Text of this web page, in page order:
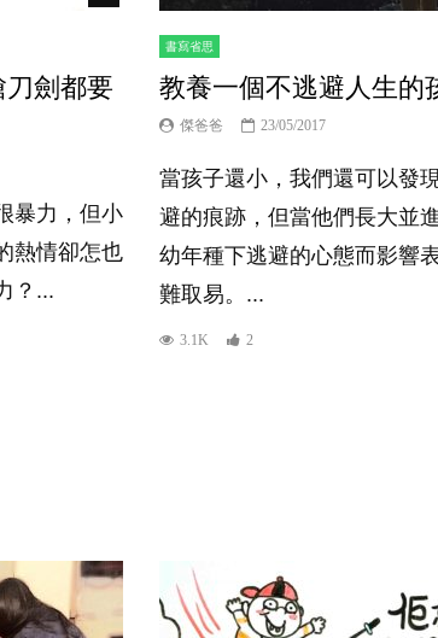
劍都要
暴力，但小
熱情卻怎也
？...
書寫省思
教養一個不逃避人生的
傑爸爸 23/05/2017
當孩子還小，我們還可以發
避的痕跡，但當他們長大並
幼年種下逃避的心態而影響
難取易。...
3.1K 2